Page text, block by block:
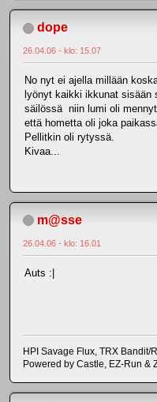
dope
26.04.06 - klo: 15.07
No nyt ei ajella millään
lyönyt kaikki ikkunat sisään
säilössä niin lumi oli
että hometta oli joka
Pellitkin oli rytyssä.
Kivaa...
m@sse
26.04.06 - klo: 16.01
Auts :|
HPI Savage Flux, TRX Bandit/
Powered by Castle, EZ-Run &